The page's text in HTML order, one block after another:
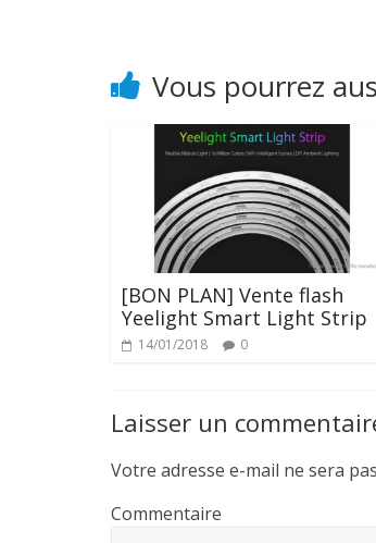
Vous pourrez
[BON PLAN] Vente flash
Yeelight Smart Light Strip
14/01/2018 0
Laisser un
Votre adresse e-mail ne sera
Commentaire